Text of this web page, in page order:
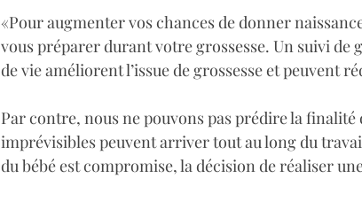
«Pour augmenter vos chances de donner
vous préparer durant votre grossesse. Un suivi de
de vie améliorent l’issue de grossesse et peuvent
Par contre, nous ne pouvons pas prédire la
imprévisibles peuvent arriver tout au long du
du bébé est compromise, la décision de réaliser